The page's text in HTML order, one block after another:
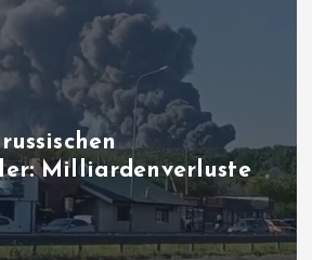
Milliardenverluste